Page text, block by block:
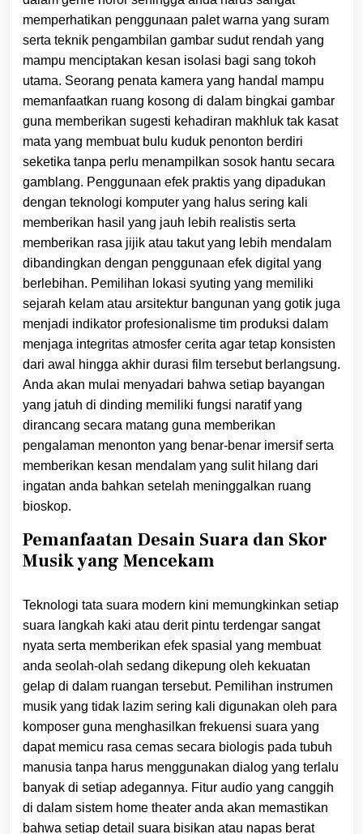
memperhatikan penggunaan palet warna yang suram
serta teknik pengambilan gambar sudut rendah yang
mampu menciptakan kesan isolasi bagi sang tokoh
utama. Seorang penata kamera yang handal mampu
memanfaatkan ruang kosong di dalam bingkai gambar
guna memberikan sugesti kehadiran makhluk tak kasat
mata yang membuat bulu kuduk penonton berdiri
seketika tanpa perlu menampilkan sosok hantu secara
gamblang. Penggunaan efek praktis yang dipadukan
dengan teknologi komputer yang halus sering kali
memberikan hasil yang jauh lebih realistis serta
memberikan rasa jijik atau takut yang lebih mendalam
dibandingkan dengan penggunaan efek digital yang
berlebihan. Pemilihan lokasi syuting yang memiliki
sejarah kelam atau arsitektur bangunan yang gotik juga
menjadi indikator profesionalisme tim produksi dalam
menjaga integritas atmosfer cerita agar tetap konsisten
dari awal hingga akhir durasi film tersebut berlangsung.
Anda akan mulai menyadari bahwa setiap bayangan
yang jatuh di dinding memiliki fungsi naratif yang
dirancang secara matang guna memberikan
pengalaman menonton yang benar-benar imersif serta
memberikan kesan mendalam yang sulit hilang dari
ingatan anda bahkan setelah meninggalkan ruang
bioskop.
Pemanfaatan Desain Suara dan Skor
Musik yang Mencekam
Teknologi tata suara modern kini memungkinkan setiap
suara langkah kaki atau derit pintu terdengar sangat
nyata serta memberikan efek spasial yang membuat
anda seolah-olah sedang dikepung oleh kekuatan
gelap di dalam ruangan tersebut. Pemilihan instrumen
musik yang tidak lazim sering kali digunakan oleh para
komposer guna menghasilkan frekuensi suara yang
dapat memicu rasa cemas secara biologis pada tubuh
manusia tanpa harus menggunakan dialog yang terlalu
banyak di setiap adegannya. Fitur audio yang canggih
di dalam sistem home theater anda akan memastikan
bahwa setiap detail suara bisikan atau napas berat